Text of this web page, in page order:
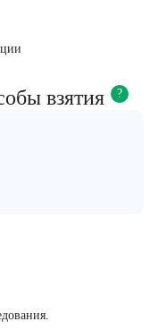
взятия ?